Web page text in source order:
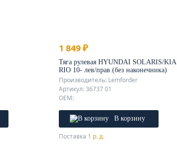
1 849 ₽
Тяга рулевая HYUNDAI SOLARIS/KIA
RIO 10- лев/прав.(без наконечника)
Производитель: Lemforder
Артикул: 36737 01
OEM:
В корзину
Поставка 1 р. д.